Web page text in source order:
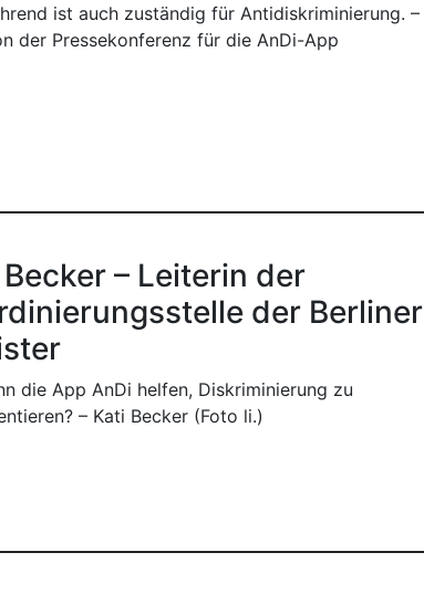
ist auch zuständig für Antidiskriminierung. –
der Pressekonferenz für die AnDi-App
– Leiterin der
der Berliner
die App AnDi helfen, Diskriminierung zu
– Kati Becker (Foto li.)